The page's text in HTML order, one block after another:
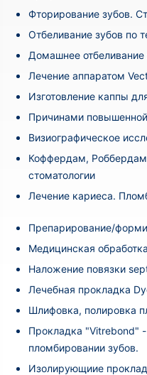
Фторирование зубов.
Отбеливание зубов по
Домашнее отбеливание
Лечение аппаратом
Изготовление каппы
Причинами повышенной
Визиографическое
Коффердам,
стоматологии
Лечение кариеса.
Препарирование/
Медицинская
Наложение повязки
Лечебная прокладка
Шлифовка, полировка
Прокладка "Vitrebond"
пломбировании зубов.
Изолирующиие